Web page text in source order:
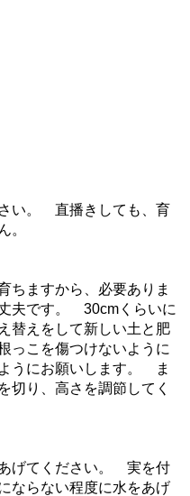
い。 直播きしても、育
。
ちますから、必要ありま
夫です。 30cmくらいに
替えをして新しい土と肥
こを傷つけないように
うにお願いします。 ま
切り、高さを調節してく
げてください。 実を付
ならない程度に水をあげ